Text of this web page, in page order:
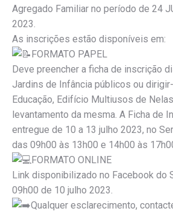
Agregado Familiar no período de 24
2023.
As inscrições estão disponíveis em:
FORMATO PAPEL
Deve preencher a ficha de inscrição
Jardins de Infância públicos ou
Educação, Edifício Multiusos de
levantamento da mesma. A Ficha de
entregue de 10 a 13 julho 2023, no
das 09h00 às 13h00 e 14h00 às
FORMATO ONLINE
Link disponibilizado no Facebook do
09h00 de 10 julho 2023.
Qualquer esclarecimento,